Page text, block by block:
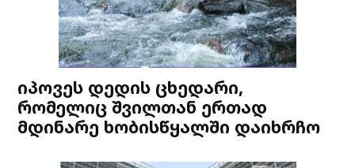
იპოვეს დედის ცხედარი,
რომელიც შვილთან ერთად
მდინარე ხობისწყალში დაიხრჩო